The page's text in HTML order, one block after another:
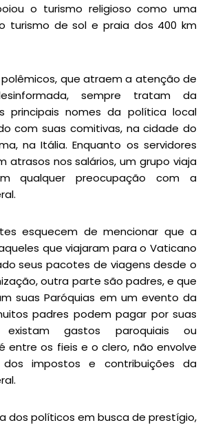
o turismo religioso como uma
turismo de sol e praia dos 400 km
que atraem a atenção de
sempre tratam da
principais nomes da política local
com suas comitivas, na cidade do
na Itália. Enquanto os servidores
atrasos nos salários, um grupo viaja
qualquer preocupação com a
esquecem de mencionar que a
que viajaram para o Vaticano
seus pacotes de viagens desde o
outra parte são padres, e que
suas Paróquias em um evento da
padres podem pagar por suas
existam gastos paroquiais ou
entre os fieis e o clero, não envolve
dos impostos e contribuições da
dos políticos em busca de prestígio,